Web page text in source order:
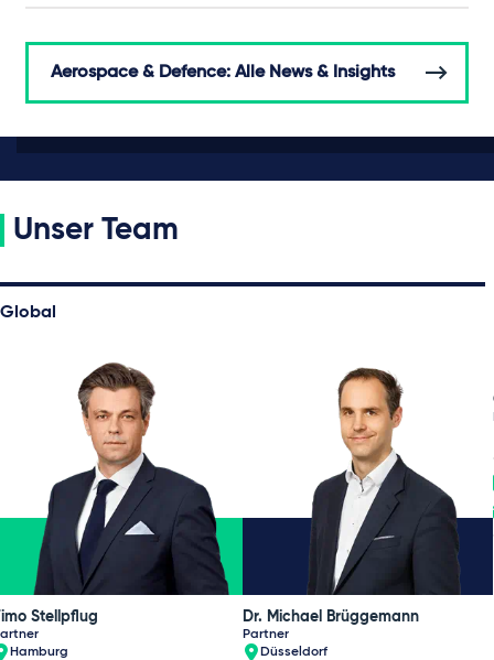
Aerospace & Defence: Alle News & Insights
Unser Team
Global
Stellpflug
Hamburg
Dr. Michael Brüggemann
Partner
Düsseldorf